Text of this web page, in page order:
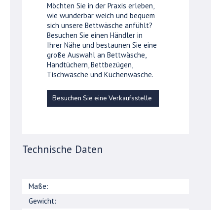
Möchten Sie in der Praxis erleben,
wie wunderbar weich und bequem
sich unsere Bettwäsche anfühlt?
Besuchen Sie einen Händler in
Ihrer Nähe und bestaunen Sie eine
große Auswahl an Bettwäsche,
Handtüchern, Bettbezügen,
Tischwäsche und Küchenwäsche.
Besuchen Sie eine Verkaufsstelle
Technische Daten
Maße:
Gewicht: